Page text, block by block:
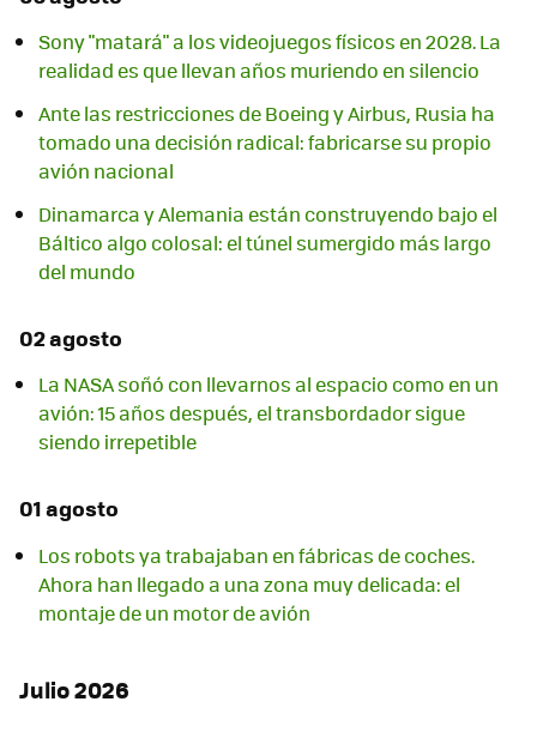
Sony "matará" a los videojuegos físicos en 2028. La
realidad es que llevan años muriendo en silencio
Ante las restricciones de Boeing y Airbus, Rusia ha
tomado una decisión radical: fabricarse su propio
avión nacional
Dinamarca y Alemania están construyendo bajo el
Báltico algo colosal: el túnel sumergido más largo
del mundo
02 agosto
La NASA soñó con llevarnos al espacio como en un
avión: 15 años después, el transbordador sigue
siendo irrepetible
01 agosto
Los robots ya trabajaban en fábricas de coches.
Ahora han llegado a una zona muy delicada: el
montaje de un motor de avión
Julio 2026